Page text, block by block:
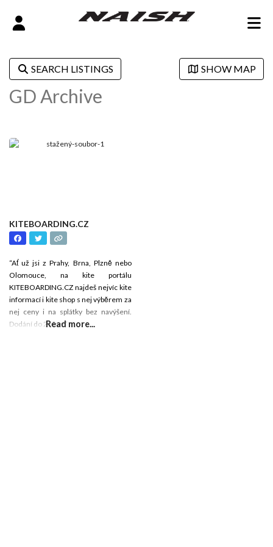
SEARCH LISTINGS SHOW MAP
GD Archive
KITEBOARDING.CZ
“Ať už jsi z Prahy, Brna, Plzně nebo
Olomouce, na kite portálu
KITEBOARDING.CZ najdeš nejvíc kite
informací i kite shop s nej výběrem za
nej ceny i na splátky bez navýšení.
Dodání do 2. dne.”Read more...